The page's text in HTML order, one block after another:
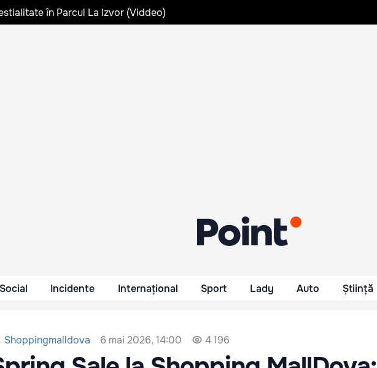
în Parcul La Izvor (Viddeo)
Social Incidente Internațional Sport Lady Auto Știință
Shoppingmalldova 6 mai 2026, 14:00 4 196